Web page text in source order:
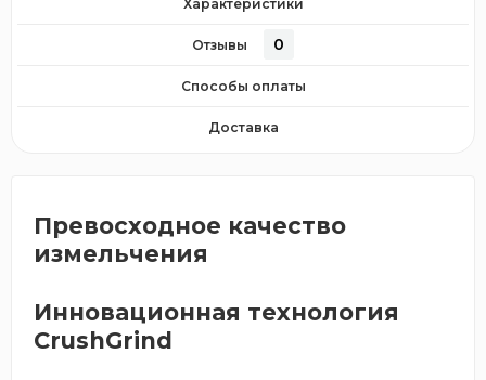
Характеристики
Отзывы 0
Способы оплаты
Доставка
Превосходное качество
измельчения
Инновационная технология
CrushGrind